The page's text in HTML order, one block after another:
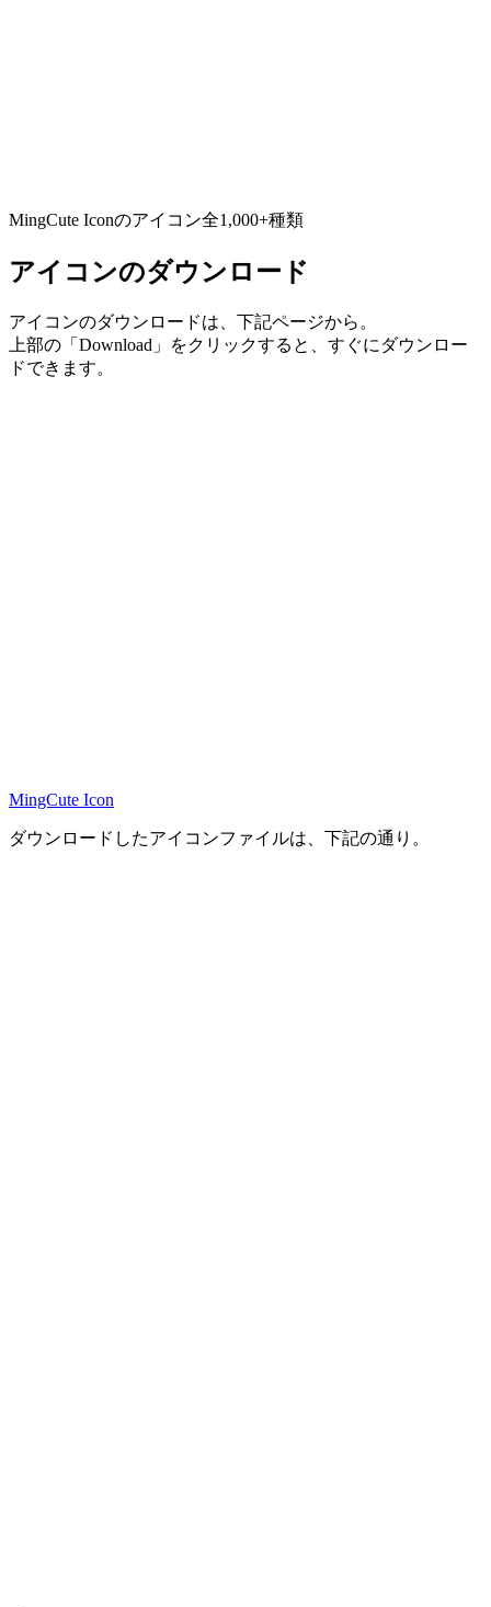
MingCute Iconのアイコン全1,000+種類
アイコンのダウンロード
アイコンのダウンロードは、下記ページから。
上部の「Download」をクリックすると、すぐにダウンロー
ドできます。
MingCute Icon
ダウンロードしたアイコンファイルは、下記の通り。